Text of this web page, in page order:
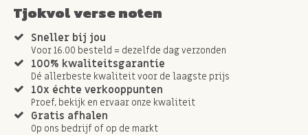
Tjokvol verse noten
Sneller bij jou
Voor 16.00 besteld = dezelfde dag verzonden
100% kwaliteitsgarantie
Dé allerbeste kwaliteit voor de laagste prijs
10x échte verkooppunten
Proef, bekijk en ervaar onze kwaliteit
Gratis afhalen
Op ons bedrijf of op de markt